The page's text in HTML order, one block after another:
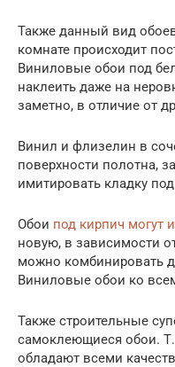
Также данный вид
комнате происходит
Виниловые обои под
наклеить даже на
заметно, в отличие от
Винил и флизелин в
поверхности полотна,
имитировать кладку
Обои под кирпич могут
новую, в зависимости
можно комбинировать
Виниловые обои ко
Также строительные
самоклеющиеся обои.
обладают всеми